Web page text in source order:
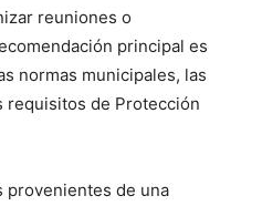
reuniones o
principal es
normas municipales, las
requisitos de Protección
provenientes de una